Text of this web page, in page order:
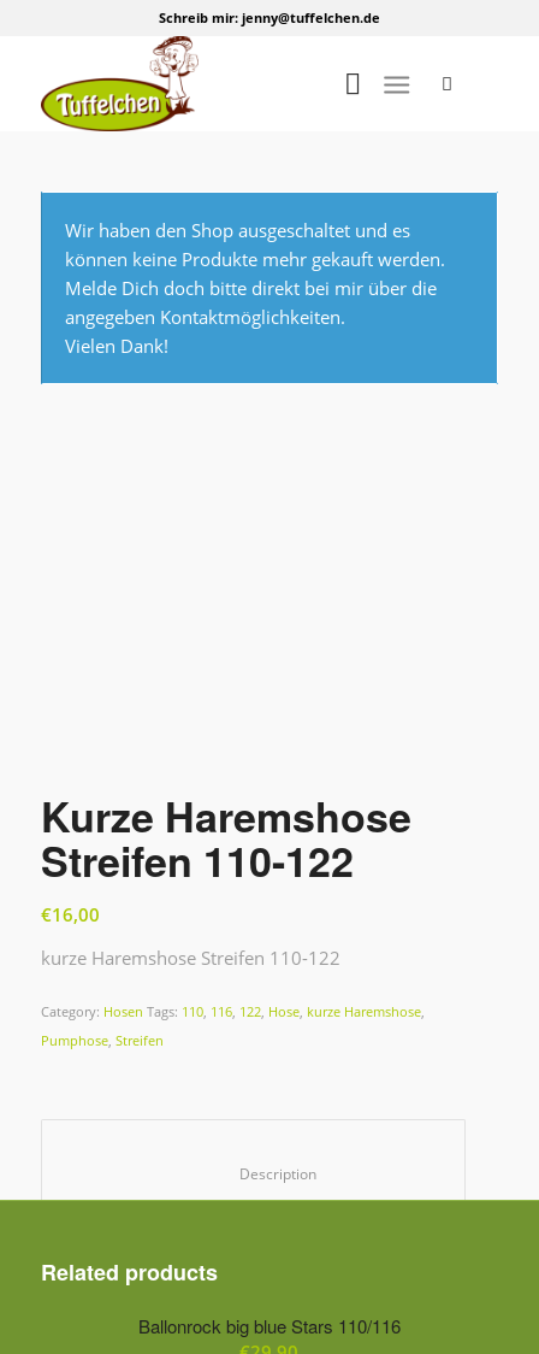
Schreib mir: jenny@tuffelchen.de
Wir haben den Shop ausgeschaltet und es
können keine Produkte mehr gekauft werden.
Melde Dich doch bitte direkt bei mir über die
angegeben Kontaktmöglichkeiten.
Vielen Dank!
Kurze Haremshose
Streifen 110-122
€16,00
kurze Haremshose Streifen 110-122
Category: Hosen Tags: 110, 116, 122, Hose, kurze Haremshose,
Pumphose, Streifen
						Description
Related products
Ballonrock big blue Stars 110/116